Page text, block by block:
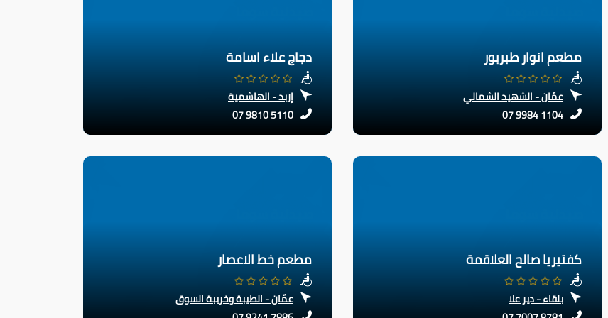
مطعم انوار طبربور
عمّان - الشهيد الشمالي
07 9984 1104
دجاج علاء اسامة
إربد - الهاشمية
07 9810 5110
كفتيريا صالح العلاقمة
بلقاء - دير علا
مطعم خط الاعصار
عمّان - الطيبة وخريبة السوق